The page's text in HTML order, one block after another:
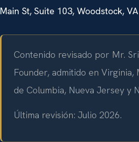
Main St, Suite 103, Woodstock,
Contenido revisado por Mr.
Founder, admitido en
de Columbia, Nueva Jersey y
Última revisión: Julio 2026.